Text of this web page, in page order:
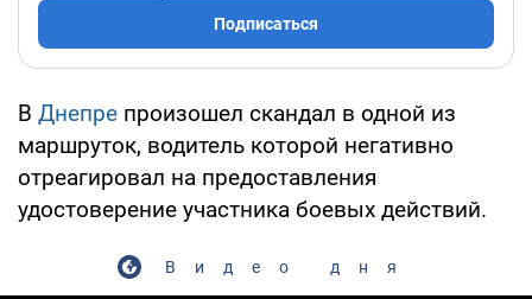
Подписаться
В Днепре произошел скандал в одной из
маршруток, водитель которой негативно
отреагировал на предоставления
удостоверение участника боевых действий.
Видео дня